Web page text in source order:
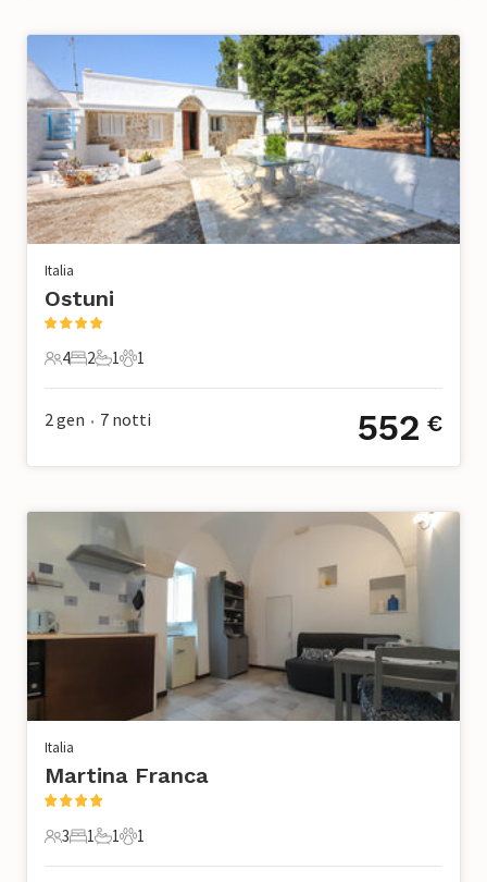
Italia
Ostuni
4 Ospiti
4
2 Camere da letto
2
1 Bagno
1
1 Animale domestico
1
2 gen • 7 notti 552 €
Italia
Martina Franca
3 Ospiti
3
1 Camera da letto
1
1 Bagno
1
1 Animale domestico
1